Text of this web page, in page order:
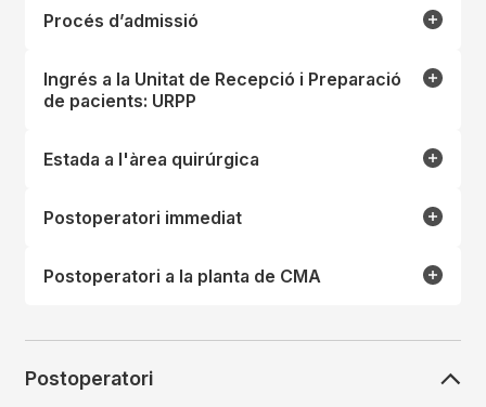
Procés d’admissió
Ingrés a la Unitat de Recepció i Preparació
de pacients: URPP
Estada a l'àrea quirúrgica
Postoperatori immediat
Postoperatori a la planta de CMA
Postoperatori